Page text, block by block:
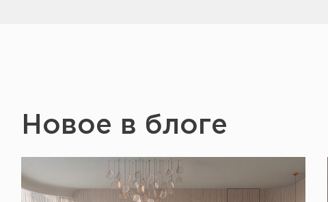
Новое в блоге